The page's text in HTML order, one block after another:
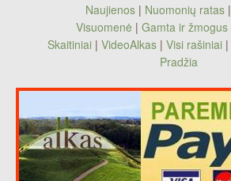
Naujienos| Nuomonių ratas|
Visuomenė | Gamta ir žmogus
Skaitiniai | VideoAlkas | Visi rašiniai |
Pradžia